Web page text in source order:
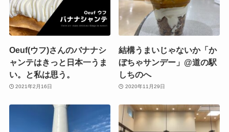
Oeuf(ウフ)さんのバナナシ
ャンテはきっと日本一うま
い。と私は思う。
2021年2月16日
結構うまいじゃないか「か
ぼちゃサンデー」@道の駅
しちのへ
2020年11月29日